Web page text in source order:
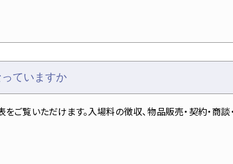
ていますか
をご覧いただけます。入場料の徴収、物品販売・契約・商